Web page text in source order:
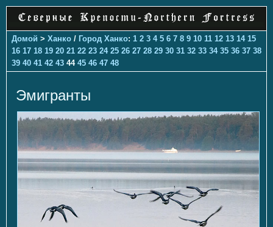
Домой > Ханко / Город Ханко: 1 2 3 4 5 6 7 8 9 10 11 12 13 14 15
16 17 18 19 20 21 22 23 24 25 26 27 28 29 30 31 32 33 34 35 36 37 38
39 40 41 42 43 44 45 46 47 48
Эмигранты